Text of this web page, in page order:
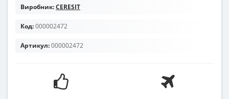
Виробник:CERESIT
Код:000002472
Артикул:000002472